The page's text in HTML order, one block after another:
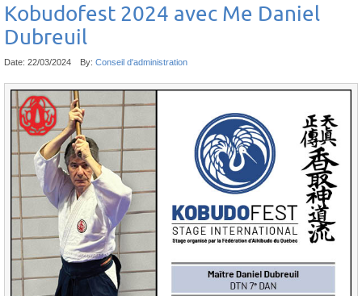
Kobudofest 2024 avec Me Daniel
Dubreuil
Date: 22/03/2024 By: Conseil d'administration